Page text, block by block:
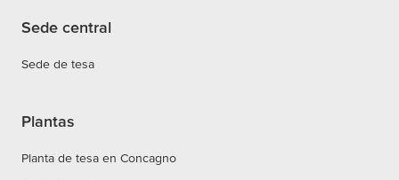
Sede central
Sede de tesa
Plantas
Planta de tesa en Concagno